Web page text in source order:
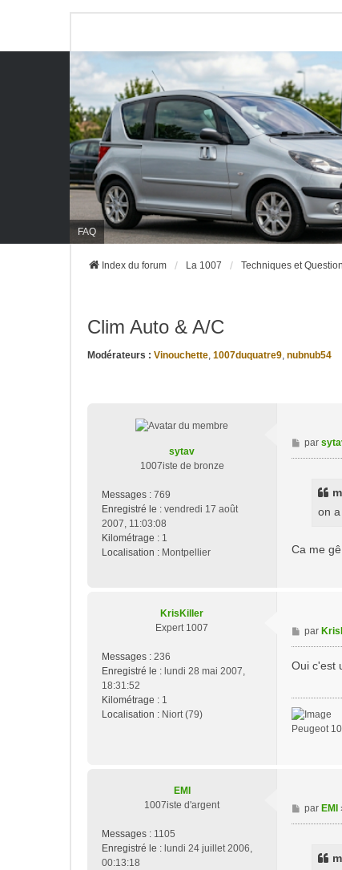
FAQ
Index du forum La 1007 Techniques et
Clim Auto & A/C
Modérateurs : Vinouchette, 1007duquatre9, nubnub54
sytav
1007iste de bronze
Messages : 769
Enregistré le : vendredi 17 août
2007, 11:03:08
Kilométrage : 1
Localisation : Montpellier
M
e
par
on
Ca me
KrisKiller
Expert 1007
Messages : 236
Enregistré le : lundi 28 mai 2007,
18:31:52
Kilométrage : 1
Localisation : Niort (79)
M
e
e
par
Oui c'est
Peugeot
EMI
1007iste d'argent
Messages : 1105
Enregistré le : lundi 24 juillet 2006,
00:13:18
M
e
par EMI